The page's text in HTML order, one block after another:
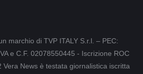
marchio di TVP ITALY S.r.l. – PEC:
e C.F. 02078550445 - Iscrizione ROC
Vera News è testata giornalistica iscritta